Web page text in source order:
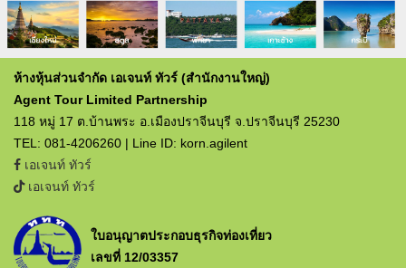
ห้างหุ้นส่วนจำกัด เอเจนท์ ทัวร์ (สำนักงานใหญ่)
Agent Tour Limited Partnership
118 หมู่ 17 ต.บ้านพระ อ.เมืองปราจีนบุรี จ.ปราจีนบุรี 25230
TEL: 081-4206260 | Line ID: korn.agilent
เอเจนท์ ทัวร์
เอเจนท์ ทัวร์
ใบอนุญาตประกอบธุรกิจท่องเที่ยว
เลขที่ 12/03357